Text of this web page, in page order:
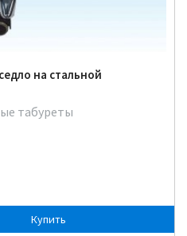
на стальной
табуреты